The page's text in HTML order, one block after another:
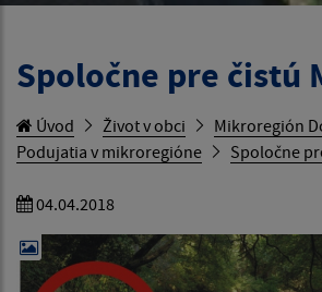
Spoločne pre čistú
Úvod Život v obci
Mikroregión
Podujatia v mikroregióne
Spoločne
04.04.2018